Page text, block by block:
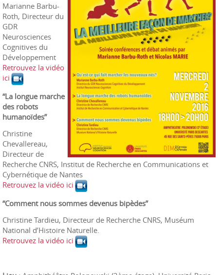
Marianne Barbu-
Roth, Directeur du
GDR
Neurosciences
Cognitives du
Développement
Retrouvez la vidéo
ici
“La longue marche
des robots
humanoïdes”
Christine
Chevallereau,
Directeur de
Recherche CNRS, Institut de Recherche en Communications et
Cybernétique de Nantes
Retrouvez la vidéo ici
“Comment nous sommes devenus bipèdes”
Christine Tardieu, Directeur de Recherche CNRS, Muséum
National d’Histoire Naturelle.
Retrouvez la vidéo ici